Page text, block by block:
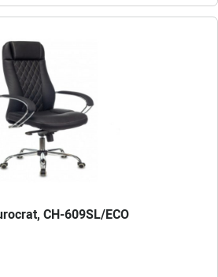
CH-609SL/ECO